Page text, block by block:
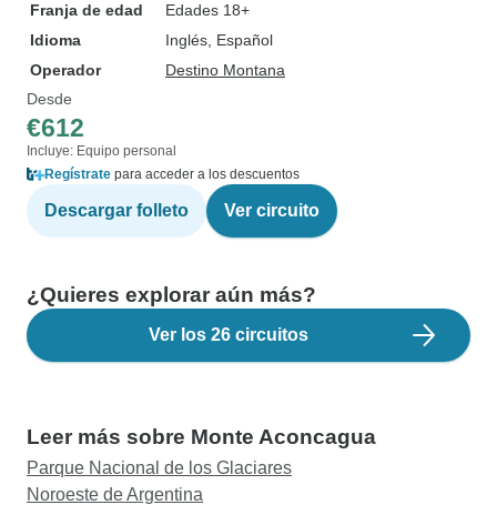
Franja de edad
Edades 18+
Idioma
Inglés, Español
Operador
Destino Montana
Desde
€612
Incluye: Equipo personal
Regístrate para acceder a los descuentos
Descargar folleto Ver circuito
¿Quieres explorar aún más?
Ver los 26 circuitos
Leer más sobre Monte Aconcagua
Parque Nacional de los Glaciares
Noroeste de Argentina